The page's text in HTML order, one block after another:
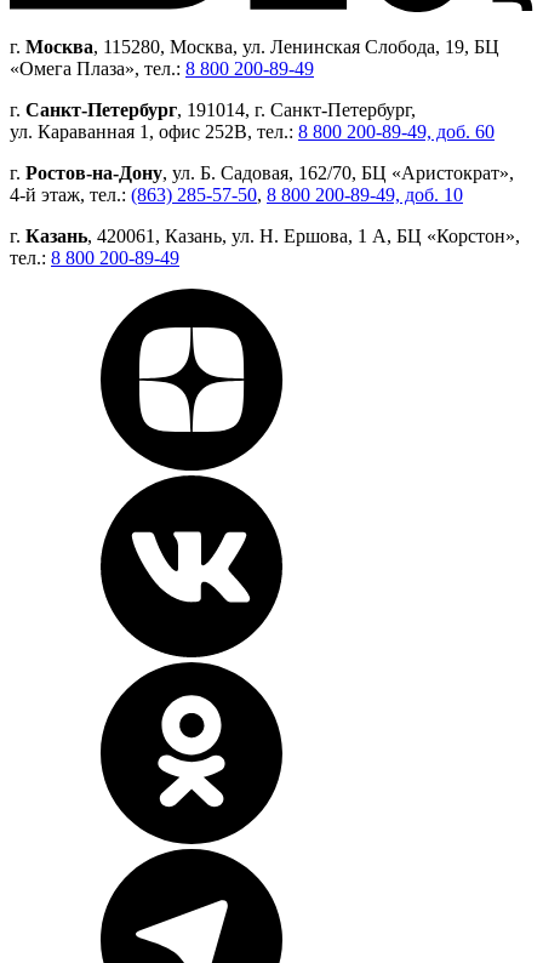
г. Москва, 115280, Москва, ул. Ленинская Слобода, 19, БЦ
«Омега Плаза», тел.: 8 800 200-89-49
г. Санкт-Петербург, 191014, г. Санкт-Петербург,
ул. Караванная 1, офис 252В, тел.: 8 800 200-89-49, доб. 60
г. Ростов-на-Дону, ул. Б. Садовая, 162/70, БЦ «Аристократ»,
4-й этаж, тел.: (863) 285-57-50, 8 800 200-89-49, доб. 10
г. Казань, 420061, Казань, ул. Н. Ершова, 1 А, БЦ «Корстон»,
тел.: 8 800 200-89-49